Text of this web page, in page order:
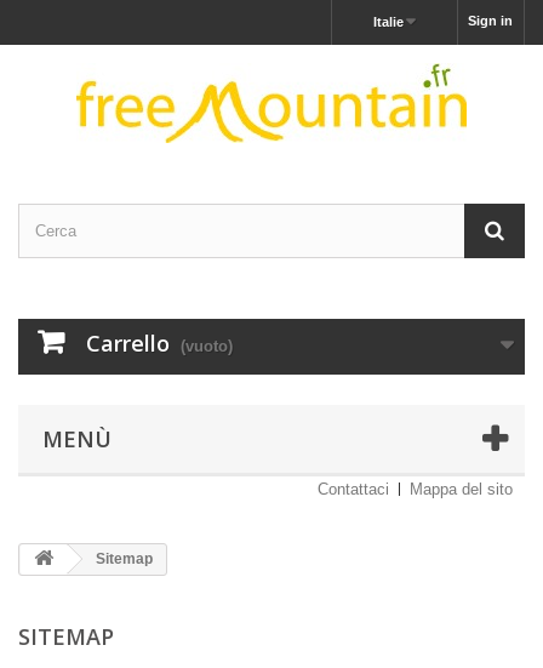
Sign in
Italie
Carrello (vuoto)
MENÙ
Contattaci Mappa del sito
Sitemap
SITEMAP